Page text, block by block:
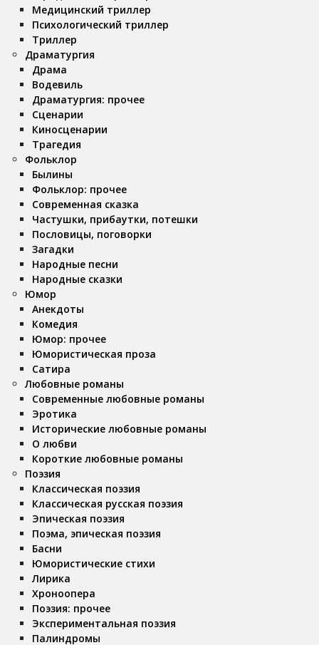
Медицинский триллер
Психологический триллер
Триллер
Драматургия
Драма
Водевиль
Драматургия: прочее
Сценарии
Киносценарии
Трагедия
Фольклор
Былины
Фольклор: прочее
Современная сказка
Частушки, прибаутки, потешки
Пословицы, поговорки
Загадки
Народные песни
Народные сказки
Юмор
Анекдоты
Комедия
Юмор: прочее
Юмористическая проза
Сатира
Любовные романы
Современные любовные романы
Эротика
Исторические любовные романы
О любви
Короткие любовные романы
Поэзия
Классическая поэзия
Классическая русская поэзия
Эпическая поэзия
Поэма, эпическая поэзия
Басни
Юмористические стихи
Лирика
Хроноопера
Поэзия: прочее
Экспериментальная поэзия
Палиндромы